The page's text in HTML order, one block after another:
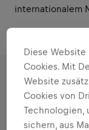
internationalem
Diese
Cookies. Mit
Website
Cookies von
Technologien,
sichern, aus